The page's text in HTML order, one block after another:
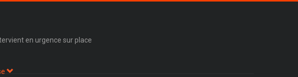
en urgence sur place